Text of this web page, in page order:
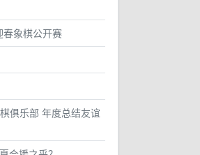
春象棋公开赛
俱乐部 年度总结友谊